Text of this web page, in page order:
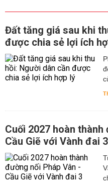
Đất tăng giá sau khi
được chia sẻ lợi ích
Cuối 2027 hoàn
Cầu Giẽ với Vành đai 3